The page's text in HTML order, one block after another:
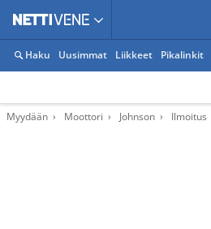
Haku Uusimmat Liikkeet Pikalinkit
Myydään Moottori Johnson Ilmoitus